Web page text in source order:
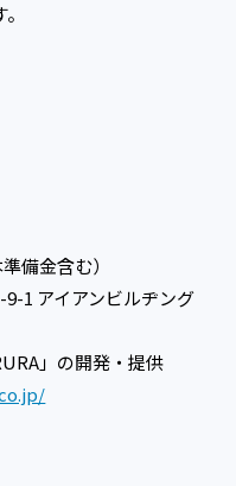
備金含む）
1 アイアンビルヂング
」の開発・提供